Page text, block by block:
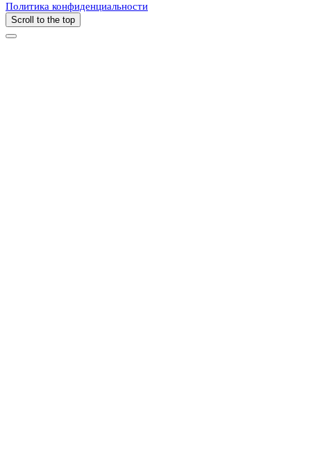
Политика конфиденциальности
Scroll to the top